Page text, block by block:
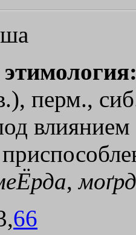
перм.,
влиянием
,
66